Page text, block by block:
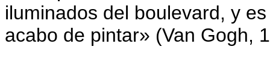
iluminados del boulevard, y
acabo de pintar» (Van Gogh,